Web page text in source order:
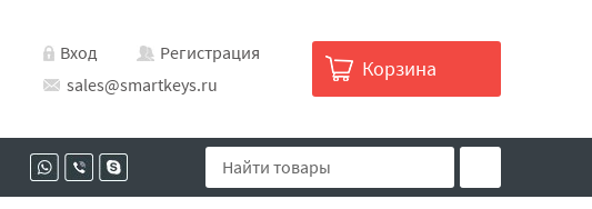
Вход
Регистрация
sales@smartkeys.ru
Корзина